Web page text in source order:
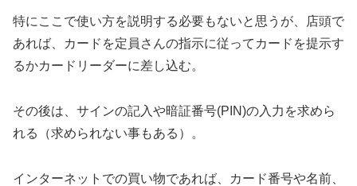
特にここで使い方を説明する必要もないと思うが、店頭で
あれば、カードを定員さんの指示に従ってカードを提示す
るかカードリーダーに差し込む。
その後は、サインの記入や暗証番号(PIN)の入力を求めら
れる（求められない事もある）。
インターネットでの買い物であれば、カード番号や名前、